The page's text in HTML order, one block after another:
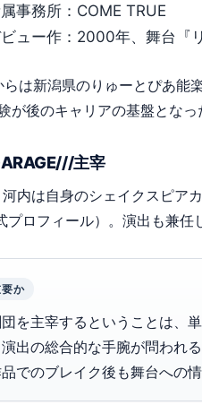
事務所：COME TRUE
ュー作：2000年、舞台『
は新潟県のりゅーとぴあ能
が後のキャリアの基盤とな
主宰
内は自身のシェイクスピア
プロフィール）。演出も兼
か
を主宰するということは、
出の総合的な手腕が問われ
でのブレイク後も舞台への